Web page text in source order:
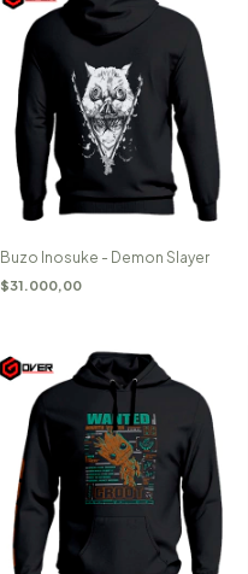
Buzo Inosuke - Demon Slayer
$31.000,00